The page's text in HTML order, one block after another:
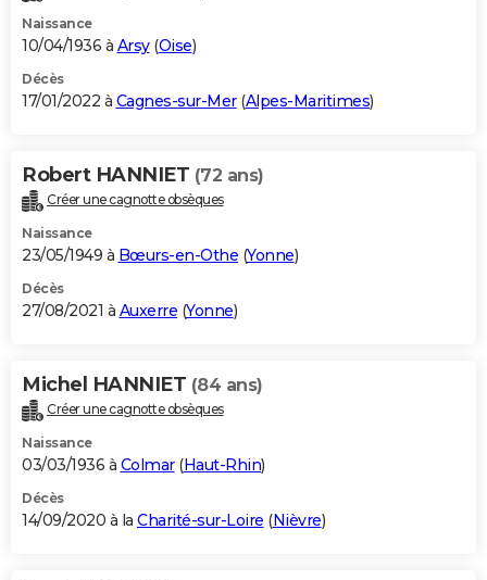
Naissance
10/04/1936 à Arsy(Oise)
Décès
17/01/2022 à Cagnes-sur-Mer(Alpes-Maritimes)
Robert HANNIET (72 ans)
Créer une cagnotte obsèques
Naissance
23/05/1949 à Bœurs-en-Othe (Yonne)
Décès
27/08/2021 à Auxerre (Yonne)
Michel HANNIET (84 ans)
Créer une cagnotte obsèques
Naissance
03/03/1936 à Colmar(Haut-Rhin)
Décès
14/09/2020 à la Charité-sur-Loire (Nièvre)